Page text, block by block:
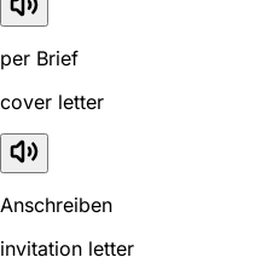
per Brief
cover letter
Anschreiben
invitation letter